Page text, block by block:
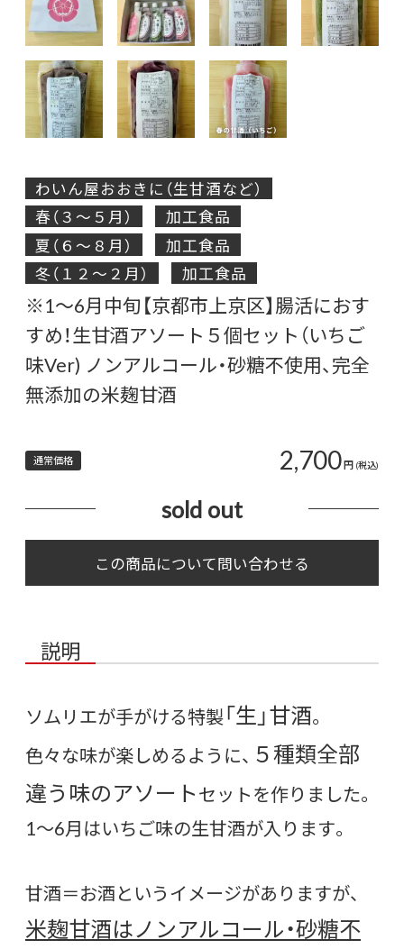
わいん屋おおきに（生甘酒など）
春（３～５月）
加工食品
夏（６～８月）
加工食品
冬（１２～２月）
加工食品
※1～6月中旬【京都市上京区】腸活におす
すめ！生甘酒アソート５個セット（いちご
味Ver) ノンアルコール・砂糖不使用、完全
無添加の米麹甘酒
通常価格 2,700円 (税込)
sold out
説明
ソムリエが手がける特製「生」甘酒。
色々な味が楽しめるように、 ５種類全部
違う味のアソートセットを作りました。
1～6月はいちご味の生甘酒が入ります。
甘酒＝お酒というイメージがありますが、
米麹甘酒はノンアルコール・砂糖不